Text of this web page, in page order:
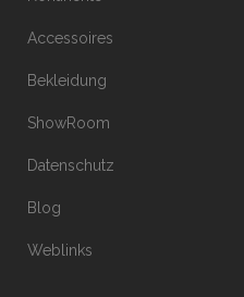
Accessoires
Bekleidung
ShowRoom
Datenschutz
Blog
Weblinks